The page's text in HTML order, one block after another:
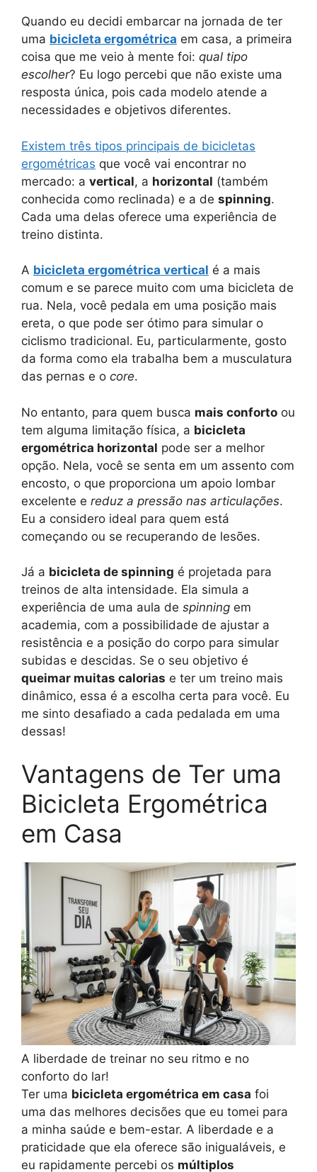
Quando eu decidi embarcar na jornada de ter
uma bicicleta ergométrica em casa, a primeira
coisa que me veio à mente foi: qual tipo
escolher? Eu logo percebi que não existe uma
resposta única, pois cada modelo atende a
necessidades e objetivos diferentes.
Existem três tipos principais de bicicletas
ergométricas que você vai encontrar no
mercado: a vertical, a horizontal (também
conhecida como reclinada) e a de spinning.
Cada uma delas oferece uma experiência de
treino distinta.
A bicicleta ergométrica vertical é a mais
comum e se parece muito com uma bicicleta de
rua. Nela, você pedala em uma posição mais
ereta, o que pode ser ótimo para simular o
ciclismo tradicional. Eu, particularmente, gosto
da forma como ela trabalha bem a musculatura
das pernas e o core.
No entanto, para quem busca mais conforto ou
tem alguma limitação física, a bicicleta
ergométrica horizontal pode ser a melhor
opção. Nela, você se senta em um assento com
encosto, o que proporciona um apoio lombar
excelente e reduz a pressão nas articulações.
Eu a considero ideal para quem está
começando ou se recuperando de lesões.
Já a bicicleta de spinning é projetada para
treinos de alta intensidade. Ela simula a
experiência de uma aula de spinning em
academia, com a possibilidade de ajustar a
resistência e a posição do corpo para simular
subidas e descidas. Se o seu objetivo é
queimar muitas calorias e ter um treino mais
dinâmico, essa é a escolha certa para você. Eu
me sinto desafiado a cada pedalada em uma
dessas!
Vantagens de Ter uma
Bicicleta Ergométrica
em Casa
A liberdade de treinar no seu ritmo e no
conforto do lar!
Ter uma bicicleta ergométrica em casa foi
uma das melhores decisões que eu tomei para
a minha saúde e bem-estar. A liberdade e a
praticidade que ela oferece são inigualáveis, e
eu rapidamente percebi os múltiplos